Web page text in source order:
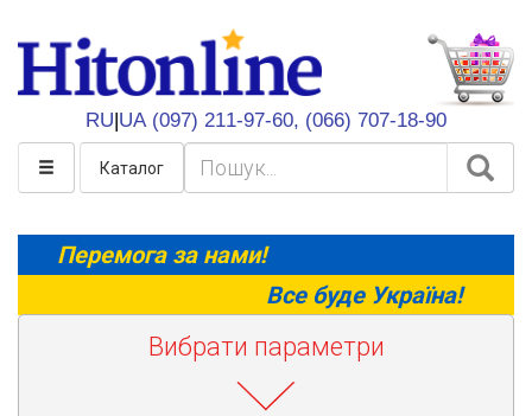
RU|UA (097) 211-97-60, (066) 707-18-90
HitOnline
Каталог
Перемога за нами!
Все буде Україна!
Вибрати параметри